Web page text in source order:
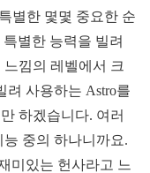
별한 몇몇 중요한 순
특별한 능력을 빌려
낌의 레벨에서 크
려 사용하는 Astro를
하겠습니다. 여러
중의 하나니까요.
미있는 헌사라고 느